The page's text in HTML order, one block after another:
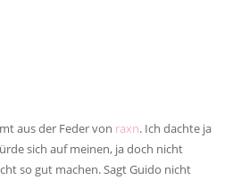
aus der Feder von raxn. Ich dachte ja
sich auf meinen, ja doch nicht
so gut machen. Sagt Guido nicht